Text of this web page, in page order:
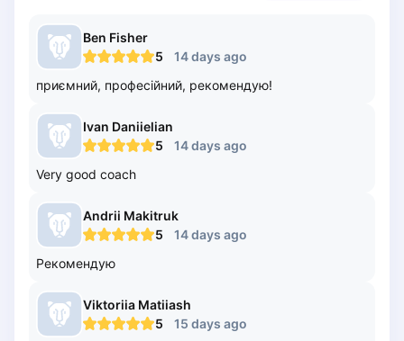
Wroclaw
Wyszkow
Zabrze
Zielona Gora
Lisbon
Bucharest
Alicante
Cherkasy
Chernivtsi
Ivano-Frankivsk
Kharkiv
Khmelnytskyi
Kryvyi Rih
Ben Fisher
5
14 days ago
приємний, професійний, рекомендую!
Ivan Daniielian
5
14 days ago
Very good coach
Andrii Makitruk
5
14 days ago
Рекомендую
Viktoriia Matiiash
5
15 days ago